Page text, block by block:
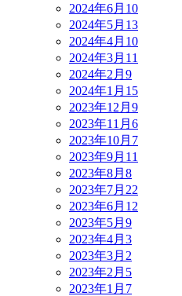
2024年6月 10
2024年5月 13
2024年4月 10
2024年3月 11
2024年2月 9
2024年1月 15
2023年12月 9
2023年11月 6
2023年10月 7
2023年9月 11
2023年8月 8
2023年7月 22
2023年6月 12
2023年5月 9
2023年4月 3
2023年3月 2
2023年2月 5
2023年1月 7